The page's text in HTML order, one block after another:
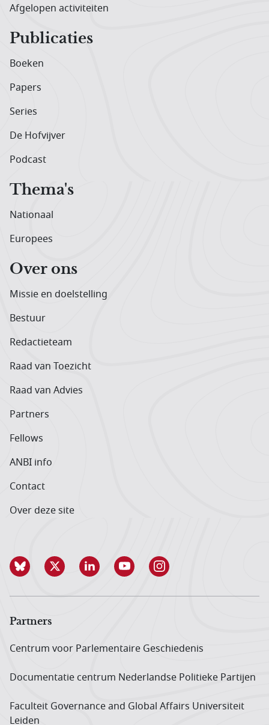
Afgelopen activiteiten
Publicaties
Boeken
Papers
Series
De Hofvijver
Podcast
Thema's
Nationaal
Europees
Over ons
Missie en doelstelling
Bestuur
Redactieteam
Raad van Toezicht
Raad van Advies
Partners
Fellows
ANBI info
Contact
Over deze site
Partners
Centrum voor Parlementaire Geschiedenis
Documentatie centrum Neder­landse Politieke Partijen
Faculteit Governance and Global Affairs Universiteit
Leiden